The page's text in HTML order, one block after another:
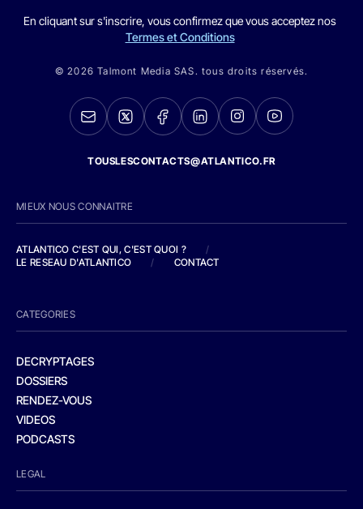
En cliquant sur s'inscrire, vous confirmez que vous acceptez nos
Termes et Conditions
© 2026 Talmont Media SAS. tous droits réservés.
TOUSLESCONTACTS@ATLANTICO.FR
MIEUX NOUS CONNAITRE
ATLANTICO C'EST QUI, C'EST QUOI ?
/
LE RESEAU D'ATLANTICO
/ CONTACT
CATEGORIES
DECRYPTAGES
DOSSIERS
RENDEZ-VOUS
VIDEOS
PODCASTS
LEGAL